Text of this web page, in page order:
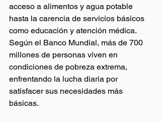
acceso a alimentos y agua potable
hasta la carencia de servicios básicos
como educación y atención médica.
Según el Banco Mundial, más de 700
millones de personas viven en
condiciones de pobreza extrema,
enfrentando la lucha diaria por
satisfacer sus necesidades más
básicas.